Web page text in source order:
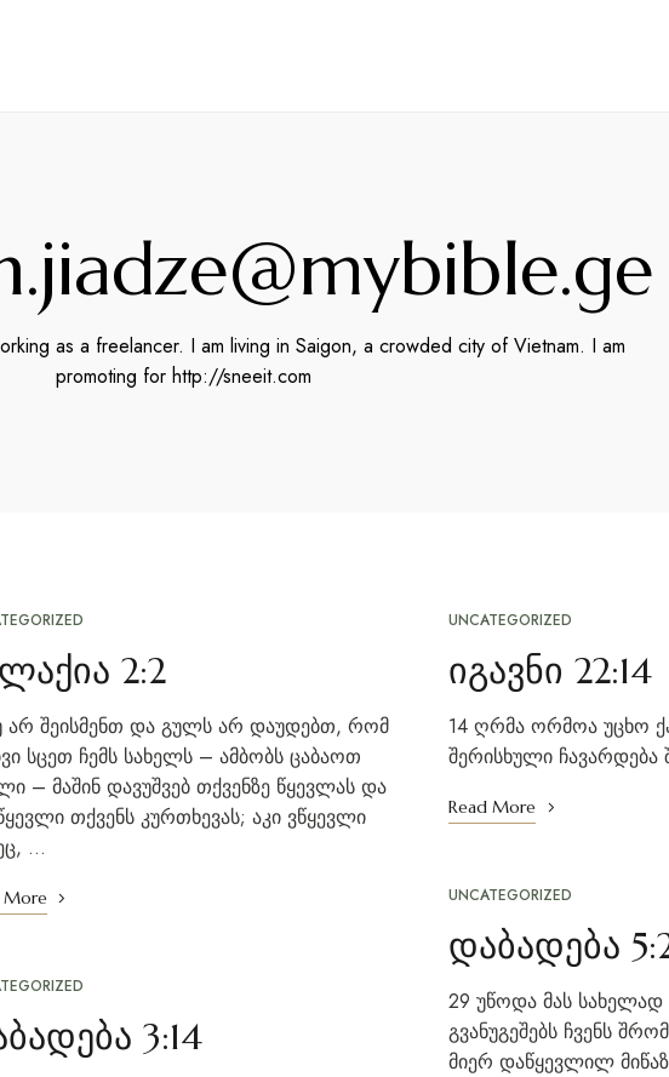
as a freelancer. I am living in Saigon, a crowded city of Vietnam. I am
promoting for http://sneeit.com
2:2
არ შეისმენთ და გულს არ დაუდებთ, რომ
სცეთ ჩემს სახელს – ამბობს ცაბაოთ
– მაშინ დავუშვებ თქვენზე წყევლას და
თქვენს კურთხევას; აკი ვწყევლი
…
More
3:14
UNCATEGORIZED
იგავნი 22:14
14 ღრმა ორმოა უცხო
შერისხული ჩავარდება
Read More
UNCATEGORIZED
დაბადება
29 უწოდა მას
გვანუგეშებს ჩვენს
მიერ დაწყევლილ